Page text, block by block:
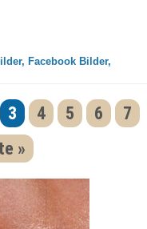
Facebook Bilder,
3 4 5 6
7
»